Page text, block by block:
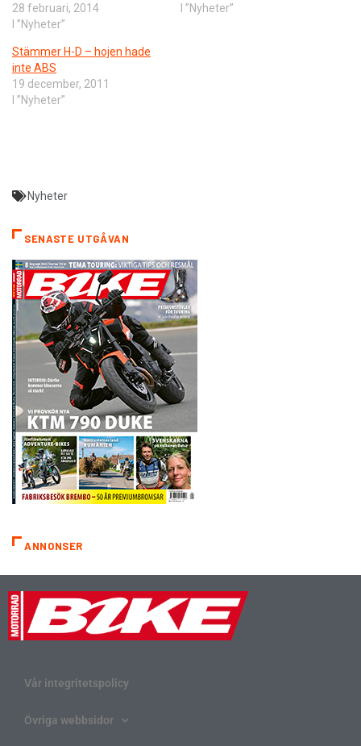
28 februari, 2014
I ”Nyheter”
I ”Nyheter”
Stämmer H-D – hojen hade
inte ABS
19 december, 2011
I ”Nyheter”
Nyheter
SENASTE UTGÅVAN
ANNONSER
Vår integritetspolicy
Övriga webbsidor